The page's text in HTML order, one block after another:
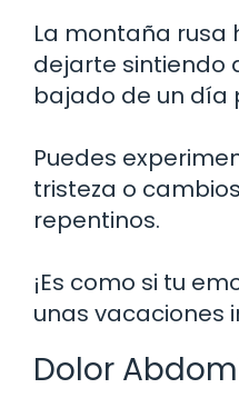
La montaña rusa
dejarte sintiendo
bajado de un día
Puedes
tristeza o
repentinos.
¡Es como si tu
unas vacaciones
Dolor